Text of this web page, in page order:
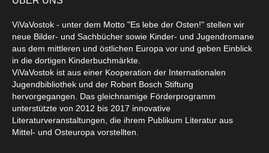
ViVaVostok - unter dem Motto "Es lebe der Osten!" stellen wir
neue Bilder- und Sachbücher sowie Kinder- und Jugendromane
aus dem mittleren und östlichen Europa vor und geben Einblick
in die dortigen Kinderbuchmärkte.
ViVaVostok ist aus einer Kooperation der Internationalen
Jugendbibliothek und der Robert Bosch Stiftung
hervorgegangen. Das gleichnamige Förderprogramm
unterstützte von 2012 bis 2017 innovative
Literaturveranstaltungen, die ihrem Publikum Literatur aus
Mittel- und Osteuropa vorstellten.